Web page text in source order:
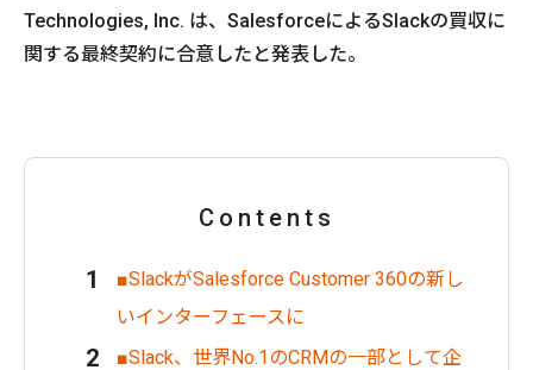
Technologies, Inc. は、SalesforceによるSlackの買収に
関する最終契約に合意したと発表した。
Contents
■SlackがSalesforce Customer 360の新し
いインターフェースに
■Slack、世界No.1のCRMの一部として企